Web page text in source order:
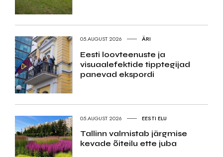
05.AUGUST 2026 ÄRI
Eesti loovteenuste ja
visuaalefektide tipptegijad
panevad ekspordi
05.AUGUST 2026 EESTI ELU
Tallinn valmistab järgmise
kevade õiteilu ette juba